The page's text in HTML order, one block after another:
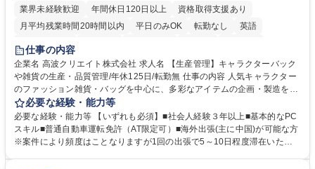
業界未経験歓迎
年間休日120日以上
資格取得支援あり
月平均残業時間20時間以内
平日のみOK 転勤なし
英語
住宅手当あり
完全週休2日制
交通費支給 駅近5分以内 中国語 土日祝休み
仕事の内容
企業名 高波クリエイト株式会社 求人名 【生産管理】キャラクターバック
や雑貨の生産・品質管理/年休125日/転勤無 仕事の内容 人気キャラクター
のファッション雑貨・バッグを中心に、多彩なアイテムの企画・製造を手
掛ける当社にて、自社企画・開発商品の生産管理・品質管理を担当。『か
わいい』を届けるやりがいのあるポジションです。 有名ブランドやキャラ
クターライセンスを活用した商品の企画・開発・販売を行っています。企
画段階から納品まで、商品の製造に関わる全てのプロセスにおいて、生産
必要な経験・能力等
必要な経験・能力等 【いずれも必須】■社会人経験３年以上■基本的なPC
スキル■普通自動車運転免許（AT限定可）■海外出張(主に中国)が可能な方
※案件により頻度はことなりますが1回の出張で5～10日程度滞在いただ